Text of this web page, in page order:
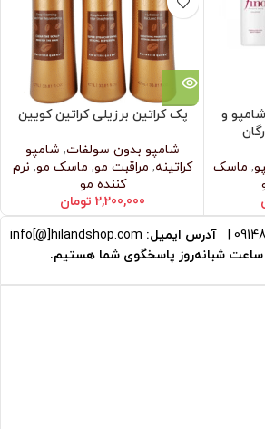
و
, ماسک
پک کراتین برزیلی کراتین کویین
شامپو بدون سولفات, شامپو
کراتینه, مراقبت مو, ماسک مو, نرم‌
کننده مو
2,200,000 تومان
| آدرس ایمیل: info[@]hilandshop.com